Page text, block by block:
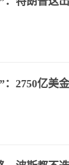
：2750亿美